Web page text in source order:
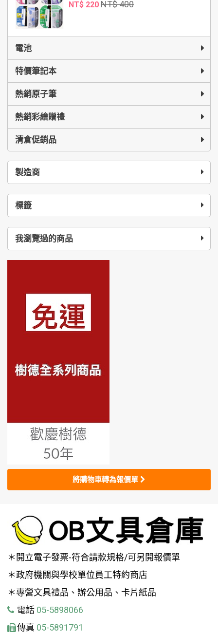
NT$ 220 NT$ 400
電池
特價筆記本
熱銷原子筆
熱銷彩繪贈禮
清倉促銷品
製造商
標籤
我瀏覽過的商品
將購物車轉為報價單
＊開立電子發票-符合請款規格/可另開報價單
＊政府機關與學校單位員工特約商店
＊專營文具禮品、辦公用品、卡片紙品
電話 05-5898066
傳真 05-5891791